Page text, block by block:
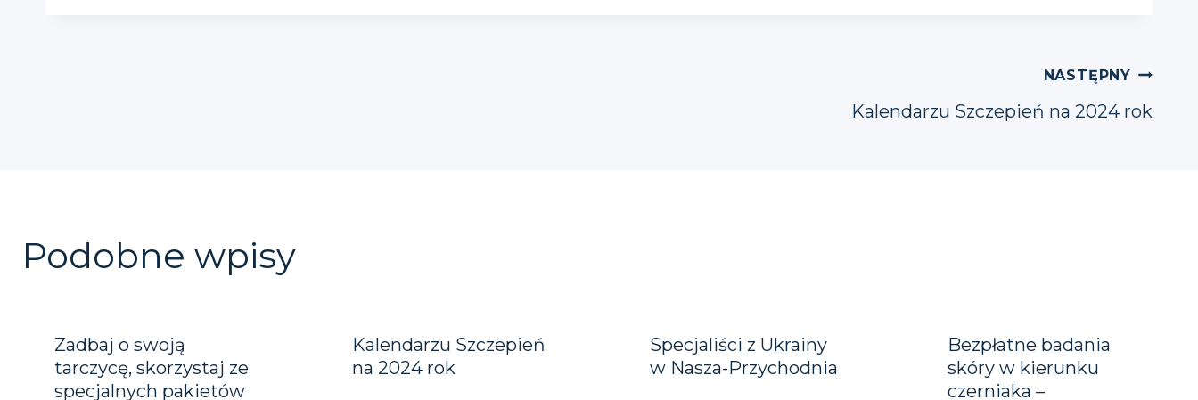
NASTĘPNY
Kalendarzu Szczepień na 2024 rok
Podobne wpisy
Zadbaj o swoją
tarczycę, skorzystaj ze
specjalnych pakietów
Kalendarzu Szczepień
na 2024 rok
Specjaliści z Ukrainy
w Nasza-Przychodnia
Bezpłatne badania
skóry w kierunku
czerniaka –